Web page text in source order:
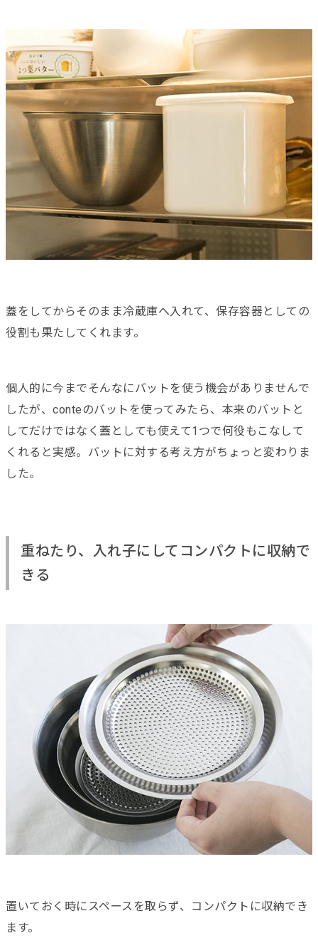
蓋をしてからそのまま冷蔵庫へ入れて、保存容器としての
役割も果たしてくれます。
個人的に今までそんなにバットを使う機会がありませんで
したが、conteのバットを使ってみたら、本来のバットと
してだけではなく蓋としても使えて1つで何役もこなして
くれると実感。バットに対する考え方がちょっと変わりま
した。
重ねたり、入れ子にしてコンパクトに収納で
きる
置いておく時にスペースを取らず、コンパクトに収納でき
ます。